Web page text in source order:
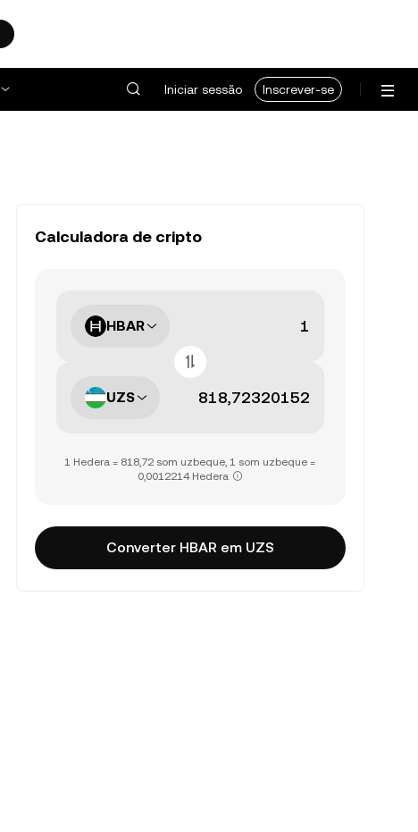
Iniciar sessão Inscrever-se
Calculadora de cripto
HBAR
UZS
1 Hedera = 818,72 som uzbeque, 1 som uzbeque =
0,0012214 Hedera
Converter HBAR em UZS